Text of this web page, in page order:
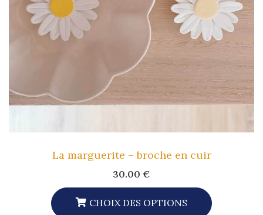
La marguerite – broche en cuir
30.00 €
CHOIX DES OPTIONS